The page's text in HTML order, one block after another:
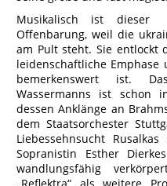
Musikalisch ist
Offenbarung, weil die
am Pult steht. Sie entlockt
leidenschaftliche
bemerkenswert ist.
Wassermanns ist schon
dessen Anklänge an
dem Staatsorchester
Liebessehnsucht
Sopranistin Esther
wandlungsfähig